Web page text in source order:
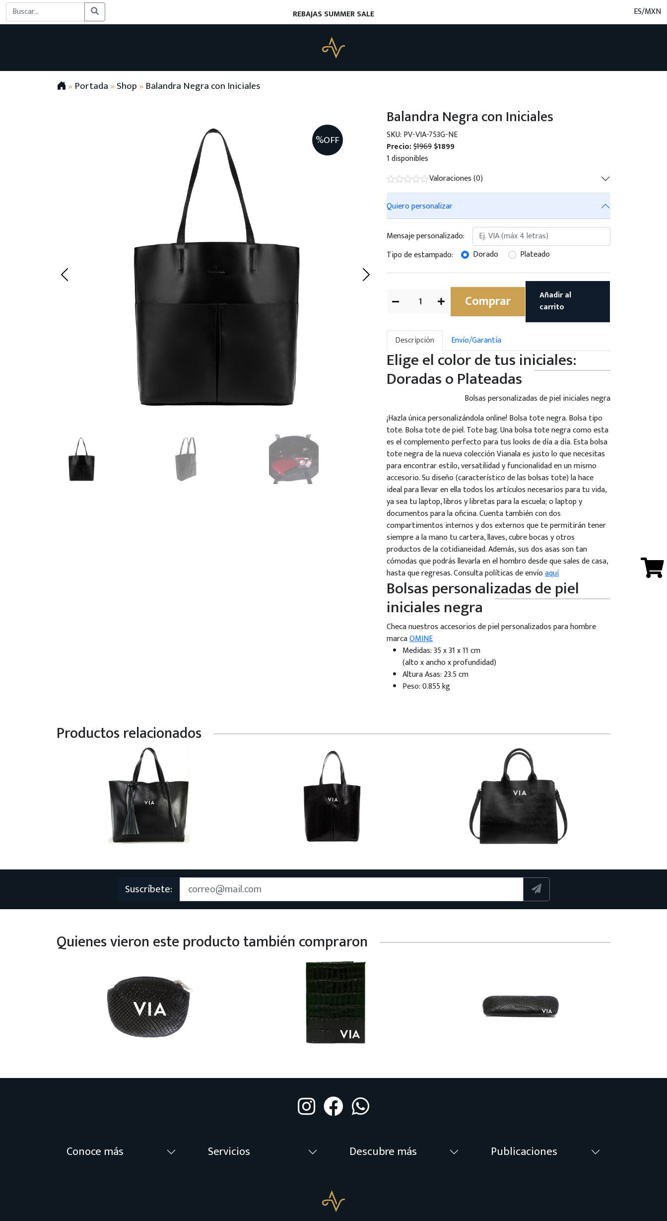
REBAJAS SUMMER SALE ES/MXN
»Portada»Shop»Balandra Negra con Iniciales
%OFF
Balandra Negra con Iniciales
SKU: PV-VIA-753G-NE
Precio:$1969$1899
1 disponibles
Valoraciones (0)
Quiero personalizar
Mensaje personalizado:
Tipo de estampado:
Dorado Plateado
Comprar
Añadir al
carrito
Descripción Envío/Garantía
Elige el color de tus iniciales:
Doradas o Plateadas
Bolsas personalizadas de piel iniciales negra
¡Hazla única personalizándola online! Bolsa tote negra. Bolsa tipo
tote. Bolsa tote de piel. Tote bag. Una bolsa tote negra como esta
es el complemento perfecto para tus looks de día a día. Esta bolsa
tote negra de la nueva colección Vianala es justo lo que necesitas
para encontrar estilo, versatilidad y funcionalidad en un mismo
accesorio. Su diseño (característico de las bolsas tote) la hace
ideal para llevar en ella todos los artículos necesarios para tu vida,
ya sea tu laptop, libros y libretas para la escuela; o laptop y
documentos para la oficina. Cuenta también con dos
compartimentos internos y dos externos que te permitirán tener
siempre a la mano tu cartera, llaves, cubre bocas y otros
productos de la cotidianeidad. Además, sus dos asas son tan
cómodas que podrás llevarla en el hombro desde que sales de casa,
hasta que regresas. Consulta políticas de envíoaquí
Bolsas personalizadas de piel
iniciales negra
Checa nuestros accesorios de piel personalizados para hombre
marcaOMINE
Medidas: 35 x 31 x 11 cm
(alto x ancho x profundidad)
Altura Asas: 23.5 cm
Peso: 0.855 kg
Productos relacionados
Suscríbete:
Quienes vieron este producto también compraron
Conoce más Servicios Descubre más Publicaciones